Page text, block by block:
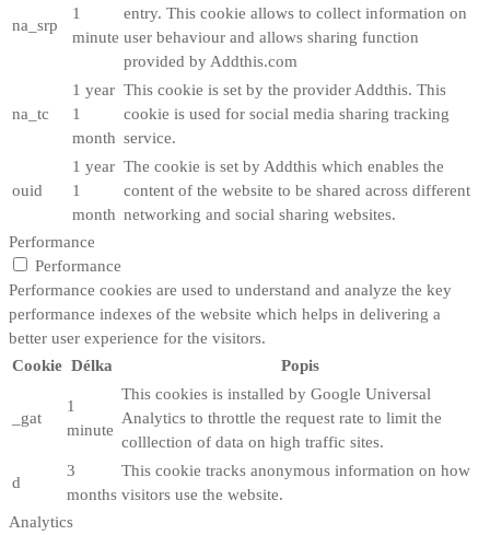
na_srp
1
minute
entry. This cookie allows to collect information on
user behaviour and allows sharing function
provided by Addthis.com
na_tc
1 year
1
month
This cookie is set by the provider Addthis. This
cookie is used for social media sharing tracking
service.
ouid
1 year
1
month
The cookie is set by Addthis which enables the
content of the website to be shared across different
networking and social sharing websites.
Performance
Performance
Performance cookies are used to understand and analyze the key
performance indexes of the website which helps in delivering a
better user experience for the visitors.
Cookie Délka Popis
_gat
1
minute
This cookies is installed by Google Universal
Analytics to throttle the request rate to limit the
colllection of data on high traffic sites.
d
3
months
This cookie tracks anonymous information on how
visitors use the website.
Analytics